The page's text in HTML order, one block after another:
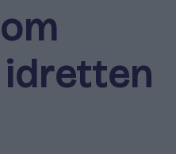
idretten